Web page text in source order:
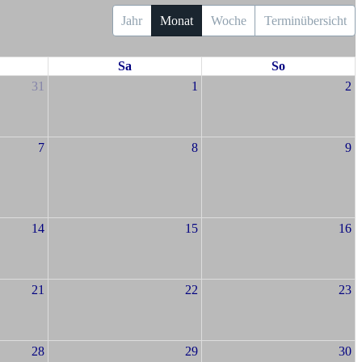
Jahr Monat Woche Terminübersicht
Sa
So
31
1 2
7 8 9
14 15 16
21 22 23
28 29 30